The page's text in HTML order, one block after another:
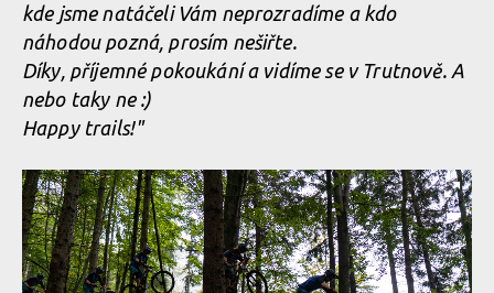
kde jsme natáčeli Vám neprozradíme a kdo
náhodou pozná, prosím nešiřte.
Díky, příjemné pokoukání a vidíme se v Trutnově. A
nebo taky ne :)
Happy trails!"